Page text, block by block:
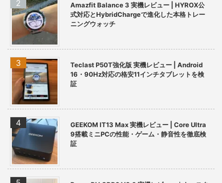
Amazfit Balance 3 実機レビュー | HYROX公
式対応とHybridChargeで進化した本格トレー
ニングウォッチ
Teclast P50T強化版 実機レビュー | Android
16・90Hz対応の格安11インチタブレットを検
証
GEEKOM IT13 Max 実機レビュー | Core Ultra
9搭載ミニPCの性能・ゲーム・静音性を徹底検
証